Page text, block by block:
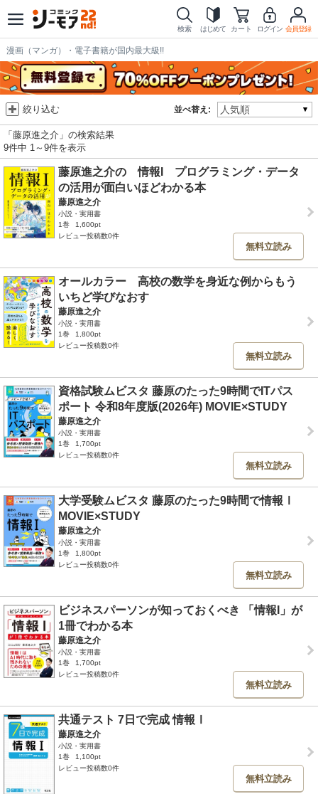
検索 はじめて カート ログイン 会員登録
漫画（マンガ）・電子書籍が国内最大級!!
並べ替え:
絞り込む
「藤原進之介」の検索結果
9件中 1～9件を表示
藤原進之介の 情報I プログラミング・データ
の活用が面白いほどわかる本
藤原進之介
小説・実用書
1巻
1,600pt
レビュー投稿数0件
無料立読み
オールカラー 高校の数学を身近な例からもう
いちど学びなおす
藤原進之介
小説・実用書
1巻
1,800pt
レビュー投稿数0件
無料立読み
資格試験ムビスタ 藤原のたった9時間でITパス
ポート 令和8年度版(2026年) MOVIE×STUDY
藤原進之介
小説・実用書
1巻
1,700pt
レビュー投稿数0件
無料立読み
大学受験ムビスタ 藤原のたった9時間で情報Ⅰ
MOVIE×STUDY
藤原進之介
小説・実用書
1巻
1,800pt
レビュー投稿数0件
無料立読み
ビジネスパーソンが知っておくべき 「情報I」が
1冊でわかる本
藤原進之介
小説・実用書
1巻
1,700pt
レビュー投稿数0件
無料立読み
共通テスト 7日で完成 情報Ⅰ
藤原進之介
小説・実用書
1巻
1,100pt
レビュー投稿数0件
無料立読み